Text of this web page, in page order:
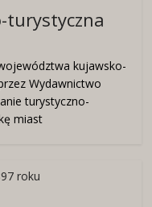
turystyczna
kujawsko-
Wydawnictwo
turystyczno-
miast
roku